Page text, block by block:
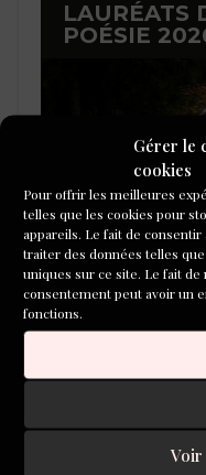
Gérer le
cookies
Pour offrir les meilleures
telles que les cookies pour
appareils. Le fait de
traiter des données telles
uniques sur ce site. Le fait
consentement peut avoir un
fonctions.
Voir
LAURÉATS
POÉSIE
L'ÉCOLE
ÉCRITURE